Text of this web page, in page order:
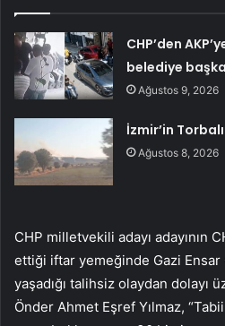
CHP’den
belediye
Ağustos 9, 2026
İzmir’in
Ağustos 8, 2026
CHP milletvekili adayı adayının
ettiği iftar yemeğinde Gazi
yaşadığı talihsiz olaydan dolayı
Önder Ahmet Eşref Yılmaz,